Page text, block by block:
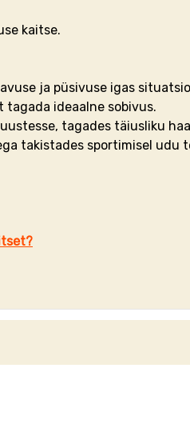
kaitse.
ja püsivuse igas
ideaalne sobivus.
tagades täiusliku
takistades sportimisel udu